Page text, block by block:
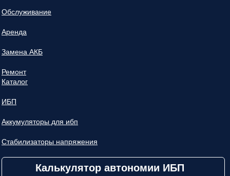
Обслуживание
Аренда
Замена АКБ
Ремонт
Каталог
ИБП
Аккумуляторы для ибп
Стабилизаторы напряжения
Калькулятор автономии ИБП